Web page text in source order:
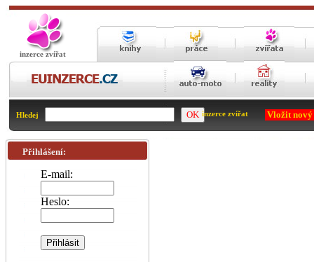
inzerce zvířat
Hledej inzerce zvířat Vložit
Přihlášení:
E-mail:
Heslo: